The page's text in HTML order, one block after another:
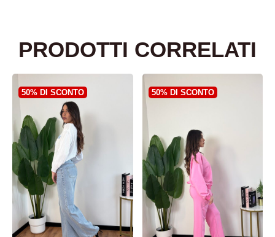
PRODOTTI CORRELATI
50% DI SCONTO 50% DI SCONTO